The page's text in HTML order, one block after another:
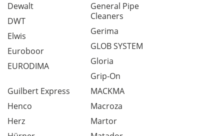
Dewalt
DWT
Elwis
Euroboor
EURODIMA
General Pipe
Cleaners
Gerima
GLOB SYSTEM
Gloria
Grip-On
Guilbert Express
Henco
Herz
MACKMA
Macroza
Martor